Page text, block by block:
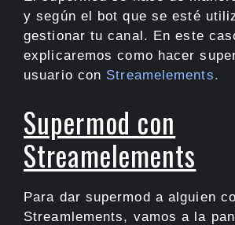
y según el bot que se esté
gestionar tu canal. En este
explicaremos como hacer
usuario con Streamelements.
Supermod con
Streamelements
Para dar supermod a alguien
Streamlements, vamos a la